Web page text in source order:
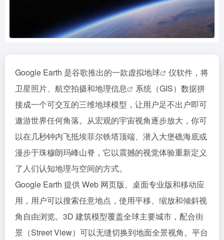
Google Earth 是谷歌推出的一款虚拟地球
仪软件，将
卫星照片、航空拍摄和地理信息
系统（GIS）数据拼
接成一个可交互的三维地球模型，让用户足不出户即可
遨游世界任何角落。从宏观的宇宙视角逐步放大，你可
以在几秒钟内飞抵埃菲尔铁塔顶端、潜入大堡礁海底或
漫步于珠穆朗玛峰山脊，它以震撼的视觉体验重新定义
了人们认知地理与空间的方式。
Google Earth 提供 Web 网页版、桌面专业版和移动应
用，用户可以搜索任意地点，使用平移、缩放和倾斜视
角自由浏览。3D 建筑模型覆盖全球主要城市，配合街
景（Street View）可以无缝切换到地面全景视角。平台